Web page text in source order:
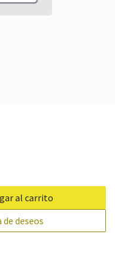
al carrito
deseos